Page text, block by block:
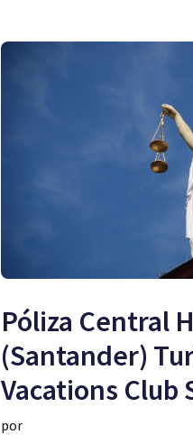
Póliza Central
(Santander)
Vacations Club
por